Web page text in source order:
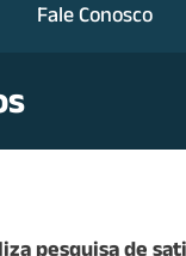
Fale Conosco
pesquisa de